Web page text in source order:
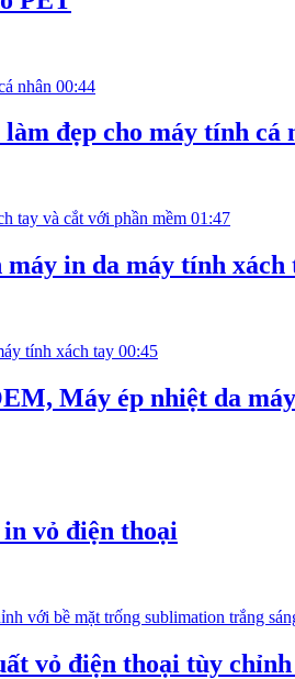
00:44
đẹp cho máy tính cá
01:47
in da máy tính xách
00:45
Máy ép nhiệt da
vỏ điện thoại
vỏ điện thoại tùy